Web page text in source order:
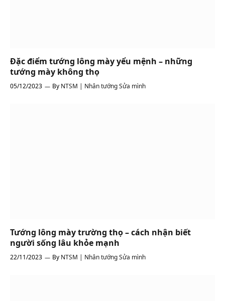
Đặc điểm tướng lông mày yểu mệnh – những
tướng mày không thọ
05/12/2023 By NTSM | Nhân tướng Sửa mình
Tướng lông mày trường thọ – cách nhận biết
người sống lâu khỏe mạnh
22/11/2023 By NTSM | Nhân tướng Sửa mình